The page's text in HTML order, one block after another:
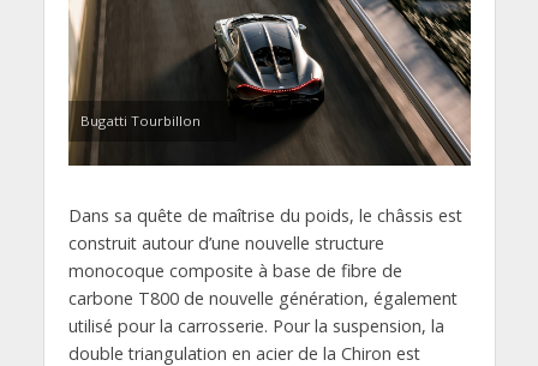
Bugatti Tourbillon
Dans sa quête de maîtrise du poids, le châssis est
construit autour d’une nouvelle structure
monocoque composite à base de fibre de
carbone T800 de nouvelle génération, également
utilisé pour la carrosserie. Pour la suspension, la
double triangulation en acier de la Chiron est